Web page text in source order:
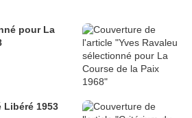
pour La
Libéré 1953